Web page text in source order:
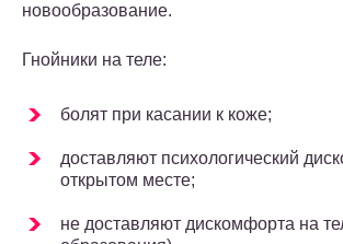
новообразование.
Гнойники на теле:
болят при касании к коже;
доставляют психологический
открытом месте;
не доставляют дискомфорта на